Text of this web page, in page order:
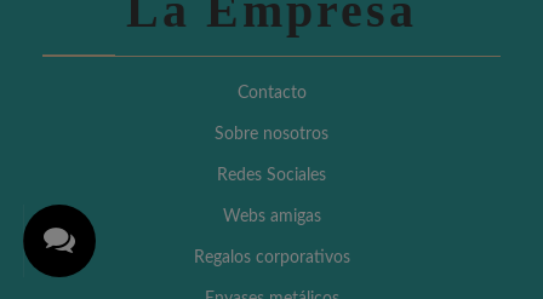
Contacto
Sobre nosotros
Redes Sociales
Webs amigas
Regalos corporativos